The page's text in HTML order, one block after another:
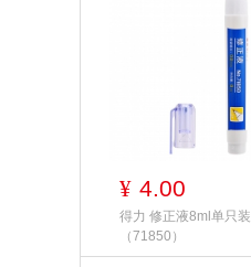
¥ 4.00
得力 修正液8ml单只装
（71850）